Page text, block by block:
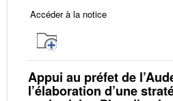
Accéder à la notice
Appui au préfet de
l’élaboration d’une